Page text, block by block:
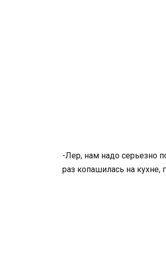
-Лер, нам надо серьезно
раз копашилась на кухне,